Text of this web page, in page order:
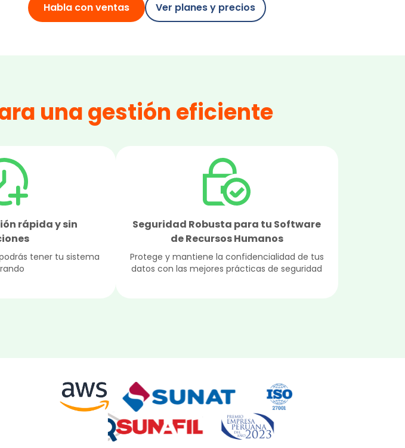
Habla con ventas Ver planes y precios
una gestión eficiente
rápida y sin
tener tu sistema
Seguridad Robusta para tu Software
de Recursos Humanos
Protege y mantiene la confidencialidad de tus
datos con las mejores prácticas de seguridad